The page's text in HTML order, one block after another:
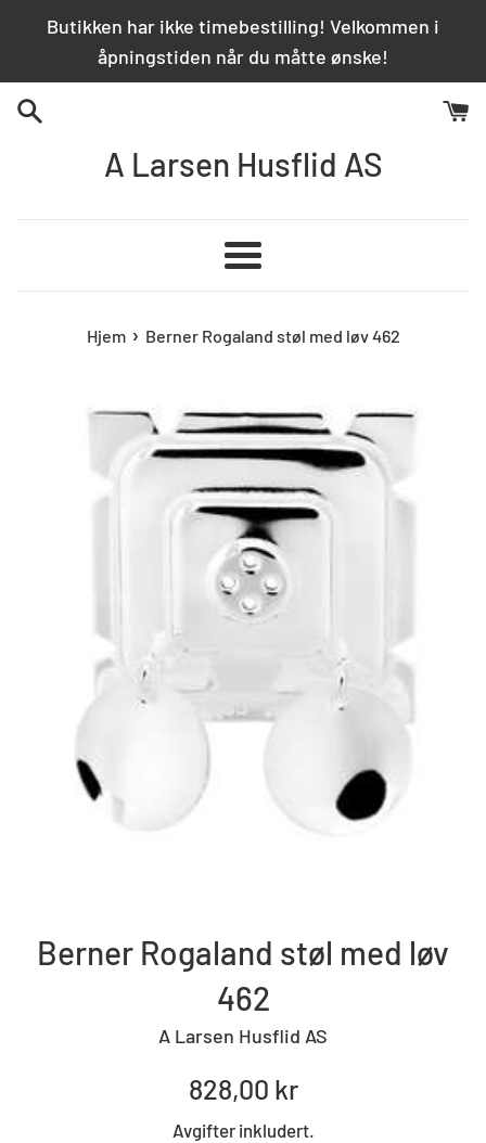
Butikken har ikke timebestilling! Velkommen i
åpningstiden når du måtte ønske!
A Larsen Husflid AS
Meny
Hjem › Berner Rogaland støl med løv 462
Berner Rogaland støl med løv
462
A Larsen Husflid AS
Standard
828,00 kr
Avgifter inkludert.